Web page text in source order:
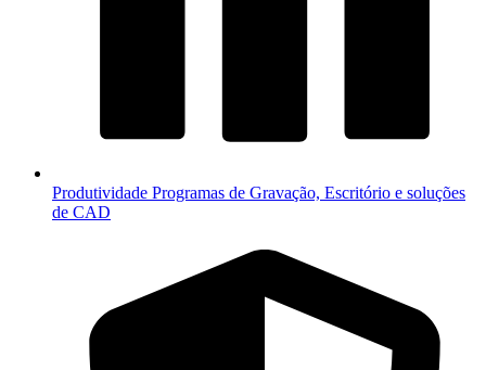
Produtividade Programas de Gravação, Escritório e soluções
de CAD